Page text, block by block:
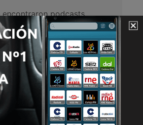
encontraron podcasts.
España
y Podcasts